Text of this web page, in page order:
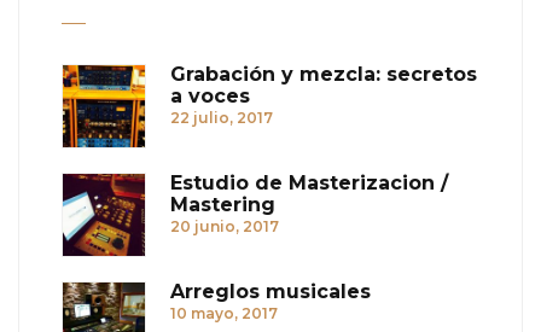
Grabación y mezcla: secretos
a voces
22 julio, 2017
Estudio de Masterizacion /
Mastering
20 junio, 2017
Arreglos musicales
10 mayo, 2017